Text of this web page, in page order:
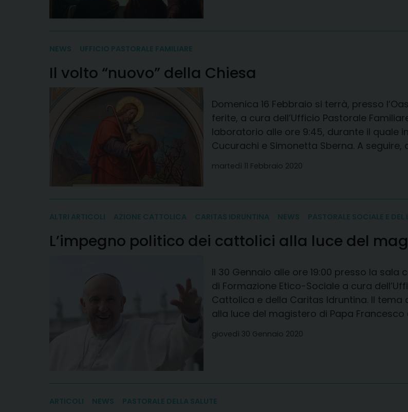
NEWS UFFICIO PASTORALE FAMILIARE
Il volto “nuovo” della Chiesa
Domenica 16 Febbraio si terrà, presso
ferite, a cura dell’Ufficio Pastorale
laboratorio alle ore 9:45, durante il quale
Cucurachi e Simonetta Sberna. A seguire,
martedì 11 Febbraio 2020
ALTRI ARTICOLI AZIONE CATTOLICA CARITAS IDRUNTINA NEWS PASTORALE SOCIALE E
L’impegno politico dei cattolici alla luce del
Il 30 Gennaio alle ore 19:00 presso la
di Formazione Etico-Sociale a cura
Cattolica e della Caritas Idruntina. Il
alla luce del magistero di Papa
giovedì 30 Gennaio 2020
ARTICOLI NEWS PASTORALE DELLA SALUTE